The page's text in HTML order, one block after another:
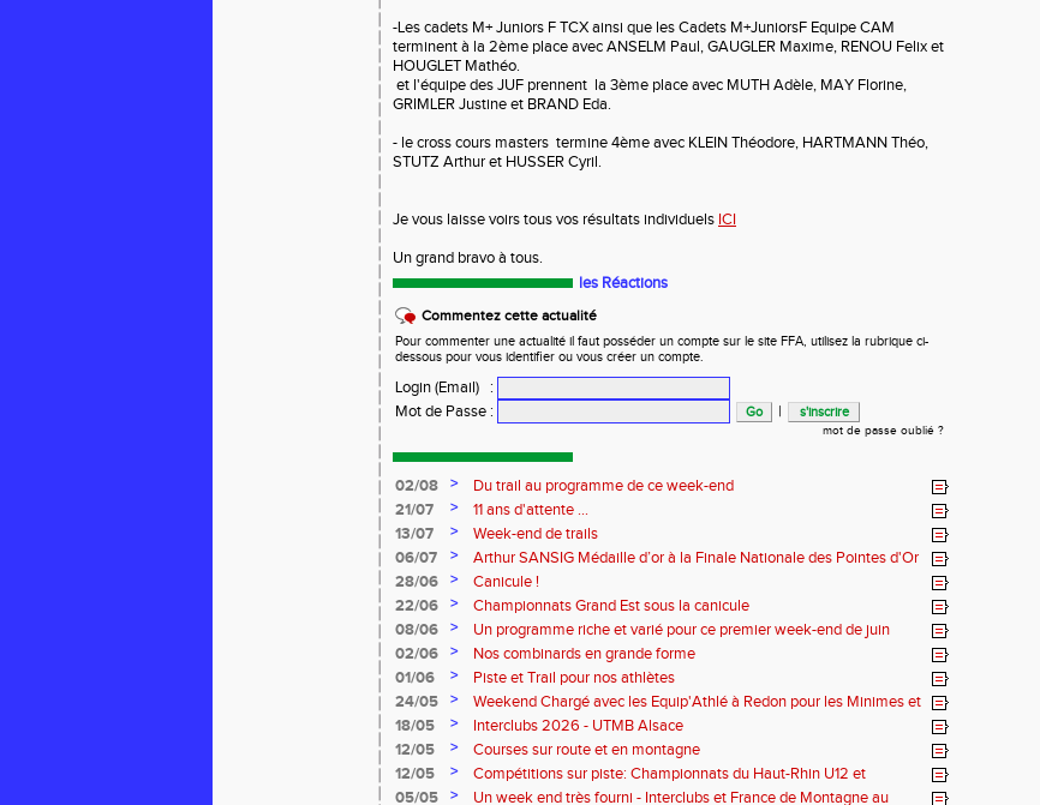
-Les cadets M+ Juniors F TCX ainsi que les Cadets M+JuniorsF Equipe CAM
terminent à la 2ème place avec ANSELM Paul, GAUGLER Maxime, RENOU Felix et
HOUGLET Mathéo.
et l'équipe des JUF prennent la 3ème place avec MUTH Adèle, MAY Florine,
GRIMLER Justine et BRAND Eda.
- le cross cours masters termine 4ème avec KLEIN Théodore, HARTMANN Théo,
STUTZ Arthur et HUSSER Cyril.
Je vous laisse voirs tous vos résultats individuels ICI
Un grand bravo à tous.
les Réactions
Commentez cette actualité
Pour commenter une actualité il faut posséder un compte sur le site FFA, utilisez la rubrique ci-
dessous pour vous identifier ou vous créer un compte.
Login (Email)
:
Mot de Passe : |
mot de passe oublié ?
02/08 >
Du trail au programme de ce week-end
21/07
>
11 ans d'attente ...
13/07
>
Week-end de trails
06/07
>
Arthur SANSIG Médaille d’or à la Finale Nationale des Pointes d'Or
à Dreux.
28/06 >
Canicule !
22/06
>
Championnats Grand Est sous la canicule
08/06
>
Un programme riche et varié pour ce premier week-end de juin
02/06
>
Nos combinards en grande forme
01/06
>
Piste et Trail pour nos athlètes
24/05
>
Weekend Chargé avec les Equip'Athlé à Redon pour les Minimes et
à Reims pour les Benjamins
18/05 >
Interclubs 2026 - UTMB Alsace
12/05
>
Courses sur route et en montagne
12/05
>
Compétitions sur piste: Championnats du Haut-Rhin U12 et
équip'athlé U14-U16
05/05 > Un week end très fourni - Interclubs et France de Montagne au